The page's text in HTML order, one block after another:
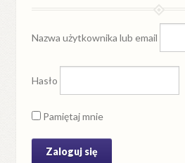
Nazwa użytkownika lub email
Hasło
Pamiętaj mnie